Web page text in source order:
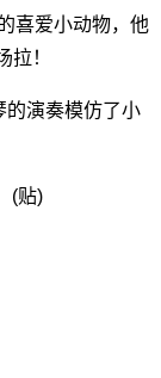
喜爱小动物，他
！
演奏模仿了小
(贴)